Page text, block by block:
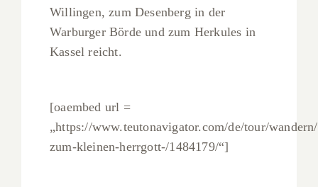
Willingen, zum Desenberg in der
Warburger Börde und zum Herkules in
Kassel reicht.
[oaembed url =
„https://www.teutonavigator.com/de/tour/
zum-kleinen-herrgott-/1484179/“]